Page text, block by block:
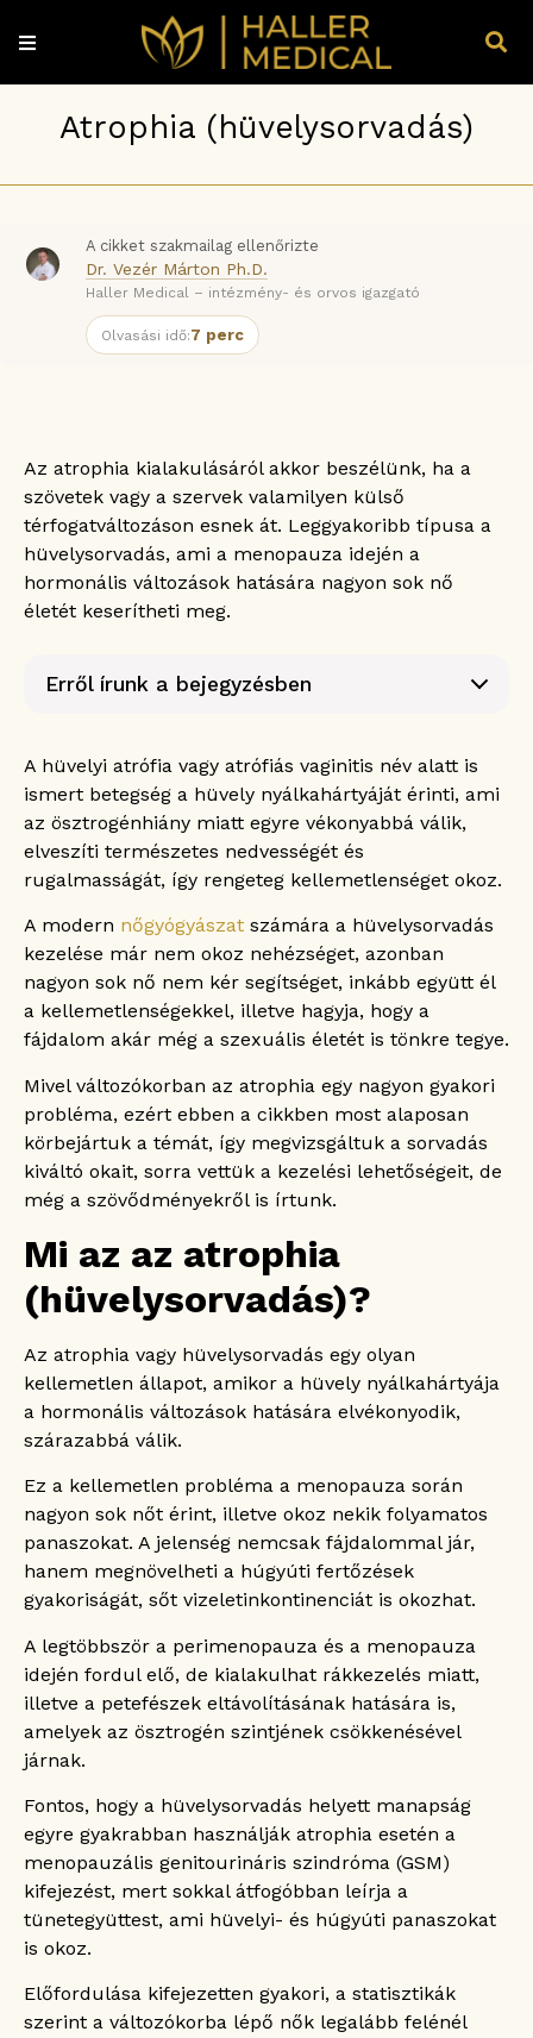
Atrophia (hüvelysorvadás)
A cikket szakmailag ellenőrizte
Dr. Vezér Márton Ph.D.
Haller Medical – intézmény- és orvos igazgató
Olvasási idő:7 perc
Az atrophia kialakulásáról akkor beszélünk, ha a
szövetek vagy a szervek valamilyen külső
térfogatváltozáson esnek át. Leggyakoribb típusa a
hüvelysorvadás, ami a menopauza idején a
hormonális változások hatására nagyon sok nő
életét keserítheti meg.
Erről írunk a bejegyzésben
Az atrophia (hüvelysorvadás) tünetei
Az atrophia (hüvelysorvadás) okai
Az atrophia (hüvelysorvadás) diagnózisa
Milyen vizsgálatokra lehet még szükség a
hüvelysorvadás diagnosztizálásához?
A hüvelysorvadás hormonális kezelése
A hüvelysorvadás nem hormonális kezelése
Az atrophia (hüvelysorvadás) megelőzése
Gyakran ismételt kérdések
Mennyire gyakori a hüvelyi atrophia?
Milyen szövődményei lehetnek a
hüvelysorvadásnak?
Mennyi ideig tart a hüvelysorvadás
kezelése?
Fiatalkorban is előfordulhat atrophia?
Miért okoz fájdalmas közösülést a
Miért gyakoribbak a húgyúti fertőzések
Normális ilyenkor a hüvelyi vérzés?
vagy segíthetik elő a hüvelysorvadást?
Miért fontos időben kezelni?
A hüvelyi atrófia vagy atrófiás vaginitis név alatt is
ismert betegség a hüvely nyálkahártyáját érinti, ami
az ösztrogénhiány miatt egyre vékonyabbá válik,
elveszíti természetes nedvességét és
rugalmasságát, így rengeteg kellemetlenséget okoz.
A modern nőgyógyászat számára a hüvelysorvadás
kezelése már nem okoz nehézséget, azonban
nagyon sok nő nem kér segítséget, inkább együtt él
a kellemetlenségekkel, illetve hagyja, hogy a
fájdalom akár még a szexuális életét is tönkre tegye.
Mivel változókorban az atrophia egy nagyon gyakori
probléma, ezért ebben a cikkben most alaposan
körbejártuk a témát, így megvizsgáltuk a sorvadás
kiváltó okait, sorra vettük a kezelési lehetőségeit, de
még a szövődményekről is írtunk.
Mi az az atrophia
(hüvelysorvadás)?
Az atrophia vagy hüvelysorvadás egy olyan
kellemetlen állapot, amikor a hüvely nyálkahártyája
a hormonális változások hatására elvékonyodik,
szárazabbá válik.
Ez a kellemetlen probléma a menopauza során
nagyon sok nőt érint, illetve okoz nekik folyamatos
panaszokat. A jelenség nemcsak fájdalommal jár,
hanem megnövelheti a húgyúti fertőzések
gyakoriságát, sőt vizeletinkontinenciát is okozhat.
A legtöbbször a perimenopauza és a menopauza
idején fordul elő, de kialakulhat rákkezelés miatt,
illetve a petefészek eltávolításának hatására is,
amelyek az ösztrogén szintjének csökkenésével
járnak.
Fontos, hogy a hüvelysorvadás helyett manapság
egyre gyakrabban használják atrophia esetén a
menopauzális genitourináris szindróma (GSM)
kifejezést, mert sokkal átfogóbban leírja a
tünetegyüttest, ami hüvelyi- és húgyúti panaszokat
is okoz.
Előfordulása kifejezetten gyakori, a statisztikák
szerint a változókorba lépő nők legalább felénél